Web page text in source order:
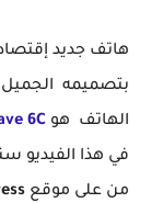
هاتف جديد
بتصميمه
الهاتف هو 6C
في هذا الفيديو
من على موقع